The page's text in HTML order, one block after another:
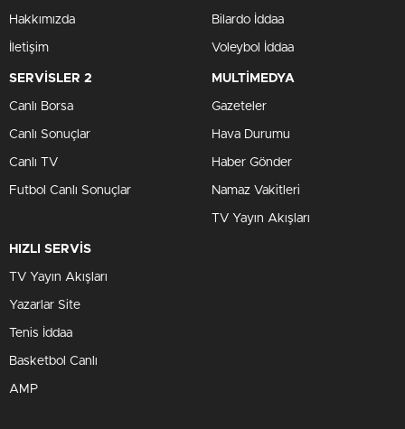
Hakkımızda
İletişim
Bilardo İddaa
Voleybol İddaa
SERVİSLER 2
Canlı Borsa
Canlı Sonuçlar
Canlı TV
Futbol Canlı Sonuçlar
MULTİMEDYA
Gazeteler
Hava Durumu
Haber Gönder
Namaz Vakitleri
TV Yayın Akışları
HIZLI SERVİS
TV Yayın Akışları
Yazarlar Site
Tenis İddaa
Basketbol Canlı
AMP